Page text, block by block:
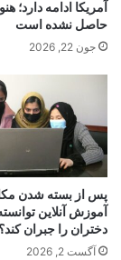
آمریکا ادامه دارد؛
حاصل نشده است
جون 22, 2026
پس از بسته شدن
آموزش آنلاین
دختران را جبران کند؟
آگست 2, 2026